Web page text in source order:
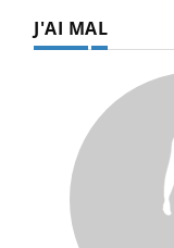
J'AI MAL